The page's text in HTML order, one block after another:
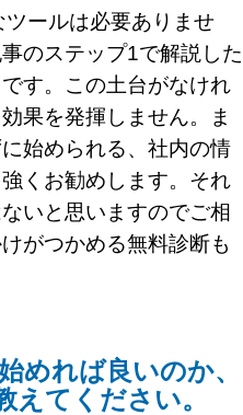
ールは必要ありませ
のステップ1で解説した
す。この土台がなけれ
果を発揮しません。ま
始められる、社内の情
くお勧めします。それ
いと思いますのでご相
がつかめる無料診断も
めれば良いのか、
えてください。